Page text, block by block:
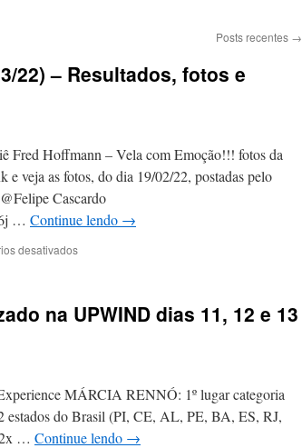
Posts recentes →
22) – Resultados, fotos e
Fred Hoffmann – Vela com Emoção!!! fotos da
veja as fotos, do dia 19/02/22, postadas pelo
Cascardo
… Continue lendo →
desativadosem
(19
fotos
e
vídeos:
na UPWIND dias 11, 12 e 13
MÁRCIA RENNÓ: 1º lugar categoria
estados do Brasil (PI, CE, AL, PE, BA, ES, RJ,
… Continue lendo →